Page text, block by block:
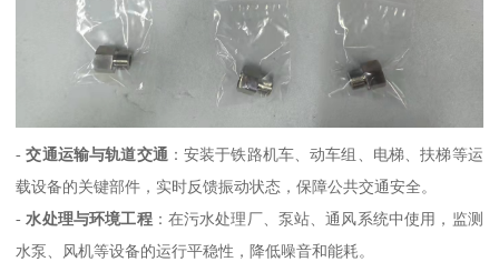
-交通运输与轨道交通 ：安装于铁路机车、动车组、电梯、扶梯等运
载设备的关键部件，实时反馈振动状态，保障公共交通安全。
-水处理与环境工程：在污水处理厂、泵站、通风系统中使用，监测
水泵、风机等设备的运行平稳性，降低噪音和能耗。